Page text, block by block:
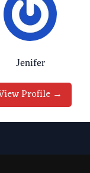
Jenifer
Profile →